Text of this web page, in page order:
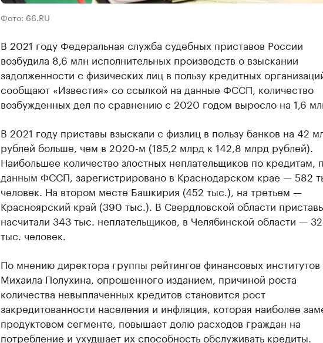
Фото: 66.RU
В 2021 году Федеральная служба судебных приставов России
возбудила 8,6 млн исполнительных производств о взыскании
задолженности с физических лиц в пользу кредитных
сообщают «Известия» со ссылкой на данные ФССП, количество
возбужденных дел по сравнению с 2020 годом выросло на 1,6
В 2021 году приставы взыскали с физлиц в пользу банков на 42
рублей больше, чем в 2020-м (185,2 млрд к 142,8 млрд рублей).
Наибольшее количество злостных неплательщиков по кредитам,
данным ФССП, зарегистрировано в Краснодарском крае — 582
человек. На втором месте Башкирия (452 тыс.), на третьем —
Красноярский край (390 тыс.). В Свердловской области
насчитали 343 тыс. неплательщиков, в Челябинской области —
тыс. человек.
По мнению директора группы рейтингов финансовых
Михаила Полухина, опрошенного изданием, причиной роста
количества невыплаченных кредитов становится рост
закредитованности населения и инфляция, которая наиболее
продуктовом сегменте, повышает долю расходов граждан на
потребление и ухудшает их способность обслуживать кредиты.